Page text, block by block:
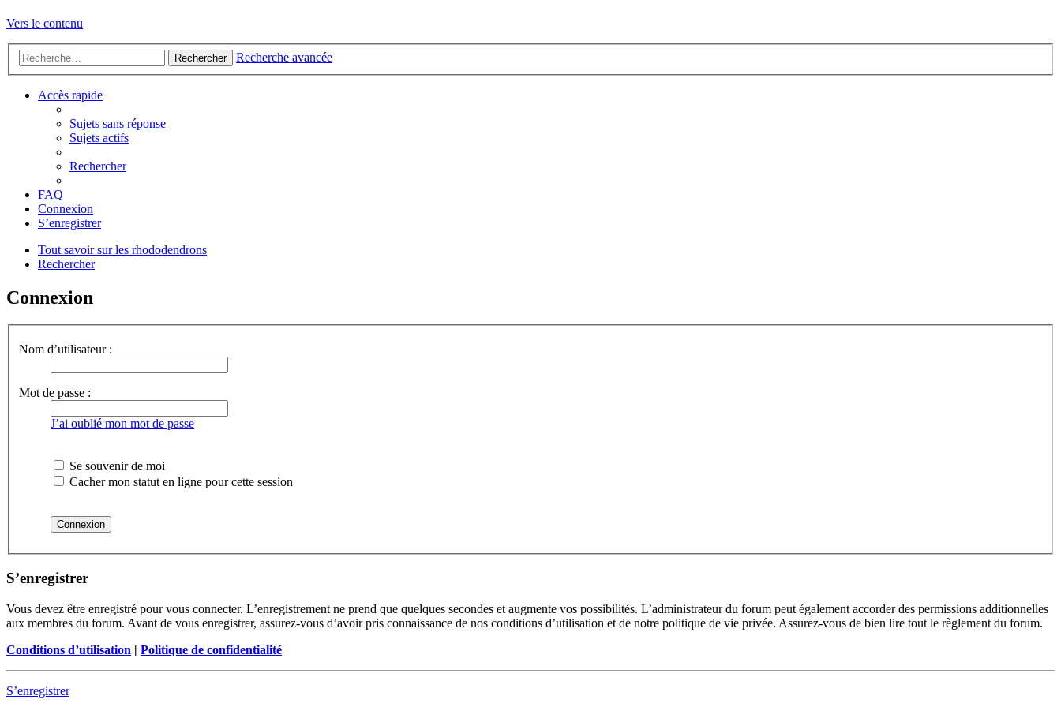
Vers le contenu
Rechercher Recherche avancée
Accès rapide
Sujets sans réponse
Sujets actifs
Rechercher
FAQ
Connexion
S’enregistrer
Tout savoir sur les rhododendrons
Rechercher
Connexion
Nom d’utilisateur :
Mot de passe :
J’ai oublié mon mot de passe
Se souvenir de moi
Cacher mon statut en ligne pour cette session
S’enregistrer
Vous devez être enregistré pour vous connecter. L’enregistrement ne prend que quelques secondes et augmente vos possibilités. L’administrateur du forum peut également accorder des permissions additionnelles
aux membres du forum. Avant de vous enregistrer, assurez-vous d’avoir pris connaissance de nos conditions d’utilisation et de notre politique de vie privée. Assurez-vous de bien lire tout le règlement du forum.
Conditions d’utilisation | Politique de confidentialité
S’enregistrer